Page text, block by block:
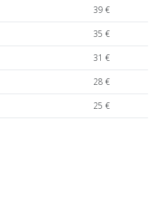
39 €
35 €
31 €
28 €
25 €